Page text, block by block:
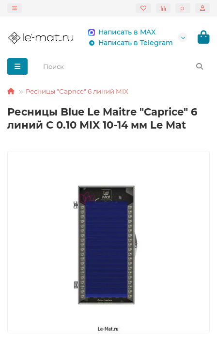
р.
Написать в MAX
Написать в Telegram
Ресницы "Caprice" 6 линий MIX
Ресницы Blue Le Maitre "Caprice" 6
линий C 0.10 MIX 10-14 мм Le Mat